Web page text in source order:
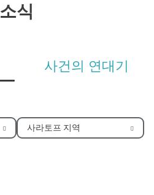
소식
사건의 연대기
사라토프 지역